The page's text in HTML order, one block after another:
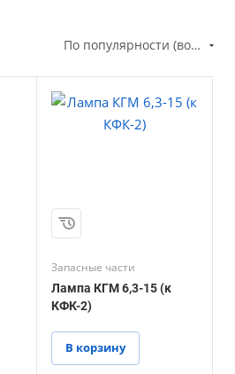
По популярности (возрастание)
Запасные части
Лампа КГМ 6,3-15 (к
КФК-2)
В корзину